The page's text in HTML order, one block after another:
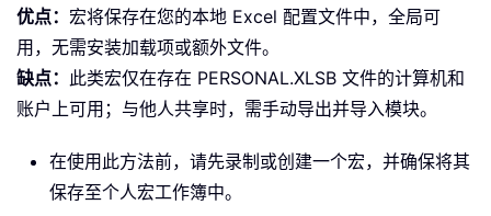
优点： 宏将保存在您的本地 Excel 配置文件中，全局可
用，无需安装加载项或额外文件。
缺点： 此类宏仅在存在 PERSONAL.XLSB 文件的计算机和
账户上可用；与他人共享时，需手动导出并导入模块。
在使用此方法前，请先录制或创建一个宏，并确保将其
保存至个人宏工作簿中。